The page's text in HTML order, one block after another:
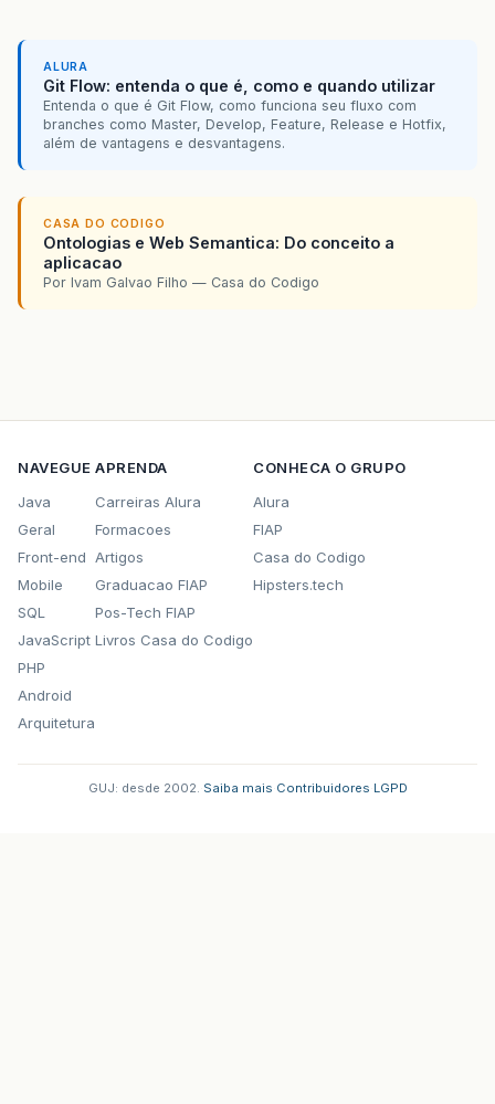
ALURA
Git Flow: entenda o que é, como e quando utilizar
Entenda o que é Git Flow, como funciona seu fluxo com
branches como Master, Develop, Feature, Release e Hotfix,
além de vantagens e desvantagens.
CASA DO CODIGO
Ontologias e Web Semantica: Do conceito a
aplicacao
Por Ivam Galvao Filho — Casa do Codigo
NAVEGUE
Java
Geral
Front-end
Mobile
SQL
JavaScript
PHP
Android
Arquitetura
APRENDA
Carreiras Alura
Formacoes
Artigos
Graduacao FIAP
Pos-Tech FIAP
Livros Casa do Codigo
CONHECA O GRUPO
Alura
FIAP
Casa do Codigo
Hipsters.tech
GUJ: desde 2002. Saiba mais Contribuidores LGPD